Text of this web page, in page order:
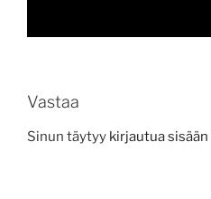
Vastaa
Sinun täytyy kirjautua sisään